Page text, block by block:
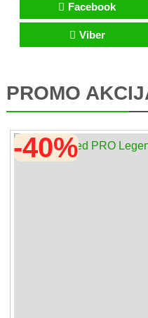
Facebook
Viber
PROMO
-40%